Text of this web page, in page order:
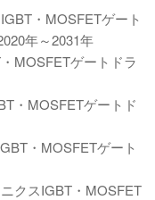
・MOSFETゲート
年～2031年
MOSFETゲートドラ
・MOSFETゲートド
・MOSFETゲート
クスIGBT・MOSFET